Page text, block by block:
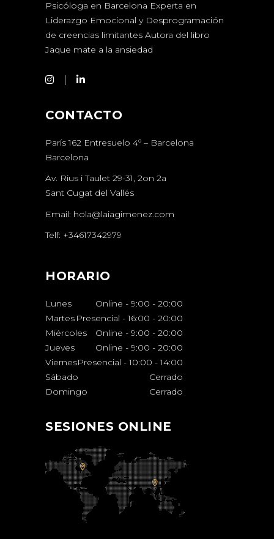
Psicóloga en Barcelona Experta en
Liderazgo Emocional y Desprogramación
de creencias limitantes Autora del libro
Jaque mate a la ansiedad
CONTACTO
París 162 Entresuelo 4º – Barcelona
Barcelona
Av. Rius i Taulet 29-31, 2on 2a
Sant Cugat del Vallés
Email: hola@laiagimenez.com
Telf: +34617342979
HORARIO
Lunes Online - 9:00 - 20:00
Martes Presencial - 16:00 - 20:00
Miércoles
Online - 9:00 - 20:00
Jueves
Online - 9:00 - 20:00
ViernesPresencial - 10:00 - 14:00
Sábado
Cerrado
Domingo
Cerrado
SESIONES ONLINE